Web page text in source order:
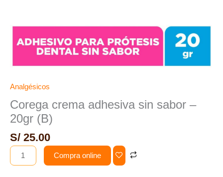
Analgésicos
Corega crema adhesiva sin sabor –
20gr (B)
S/ 25.00
Compra online